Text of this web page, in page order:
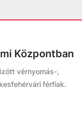
Központban
vérnyomás-,
férfiak.